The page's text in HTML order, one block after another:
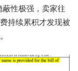
蔽性极强，卖家往
持续累积才发现被